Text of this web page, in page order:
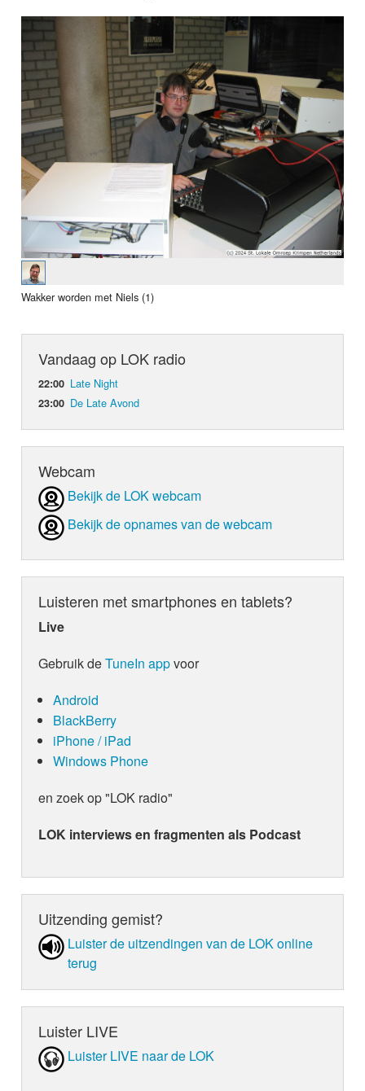
Wakker worden met Niels (1)
Vandaag op LOK radio
22:00 Late Night
23:00 De Late Avond
Webcam
Bekijk de LOK webcam
Bekijk de opnames van de webcam
Luisteren met smartphones en tablets?
Live
Gebruik deTuneIn appvoor
Android
BlackBerry
iPhone / iPad
Windows Phone
en zoek op "LOK radio"
LOK interviews en fragmenten als Podcast
Uitzending gemist?
Luister de uit­zen­din­gen van de LOK online
terug
Luister LIVE
Luister LIVE naar de LOK